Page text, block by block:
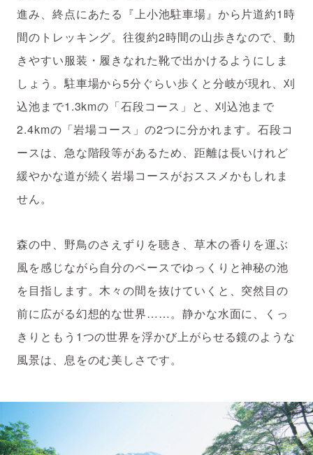
進み、終点にあたる『上小池駐車場』から片道約1時
間のトレッキング。往復約2時間の山歩きなので、動
きやすい服装・履きなれた靴で出かけるようにしま
しょう。駐車場から5分ぐらい歩くと分岐が現れ、刈
込池まで1.3kmの「石段コース」と、刈込池まで
2.4kmの「岩場コース」の2つに分かれます。石段コ
ースは、急な階段等があるため、距離は長いけれど
緩やかな道が続く岩場コースがおススメかもしれま
せん。
森の中、野鳥のさえずりを聴き、草木の香りを運ぶ
風を感じながら自分のペースでゆっくりと神秘の池
を目指します。木々の間を抜けていくと、突然目の
前に広がる幻想的な世界……。静かな水面に、くっ
きりともう1つの世界を浮かび上がらせる鏡のような
風景は、息をのむ美しさです。